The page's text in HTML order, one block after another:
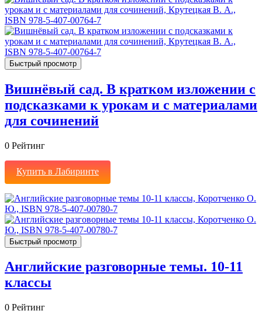
Быстрый просмотр
Вишнёвый сад. В кратком изложении с
подсказками к урокам и с материалами
для сочинений
0 Рейтинг
Купить в Лабиринте
Быстрый просмотр
Английские разговорные темы. 10-11
классы
0 Рейтинг